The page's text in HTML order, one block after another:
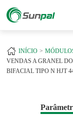
INÍCIO
VENDAS A GRANEL
BIFACIAL TIPO N HJT